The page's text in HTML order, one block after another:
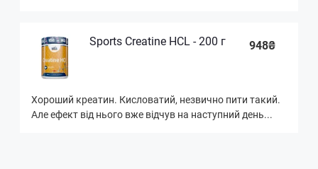
Sports Creatine HCL - 200 г 948₴
Хороший креатин. Кисловатий, незвично пити такий.
Але ефект від нього вже відчув на наступний день...